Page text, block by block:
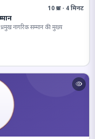
10 प्रश्न · 4 मिनट
नागरिक सम्मान की मुख्य